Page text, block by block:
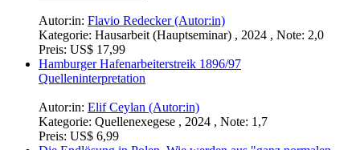
Autor:in: Flavio Redecker (Autor:in)
Kategorie: Hausarbeit (Hauptseminar) , 2024 , Note: 2,0
Preis: US$ 17,99
Hamburger Hafenarbeiterstreik 1896/97
Quelleninterpretation
Autor:in: Elif Ceylan (Autor:in)
Kategorie: Quellenexegese , 2024 , Note: 1,7
Preis: US$ 6,99